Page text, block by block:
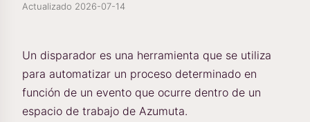
Actualizado 2026-07-14
Un disparador es una herramienta que se utiliza
para automatizar un proceso determinado en
función de un evento que ocurre dentro de un
espacio de trabajo de Azumuta.